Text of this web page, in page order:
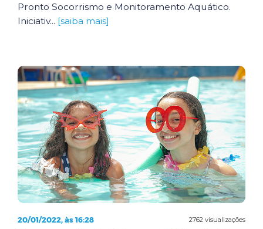
Pronto Socorrismo e Monitoramento Aquático.
Iniciativ... [saiba mais]
2762 visualizações
20/01/2022, às 16:28